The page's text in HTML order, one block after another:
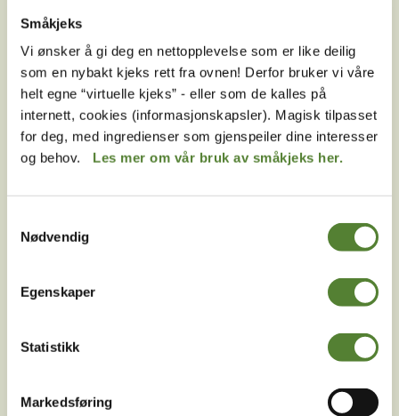
Småkjeks
Vi ønsker å gi deg en nettopplevelse som er like deilig
som en nybakt kjeks rett fra ovnen! Derfor bruker vi våre
helt egne “virtuelle kjeks” - eller som de kalles på
internett, cookies (informasjonskapsler). Magisk tilpasset
for deg, med ingredienser som gjenspeiler dine interesser
og behov. Les mer om vår bruk av småkjeks her.
Nødvendig
Egenskaper
Statistikk
Markedsføring
av mange fordeler.
E-post
MELD MEG PÅ
Ved å melde deg på vårt nyhetsbrev godtar du våre
betingelser .
Instagram Snapchat